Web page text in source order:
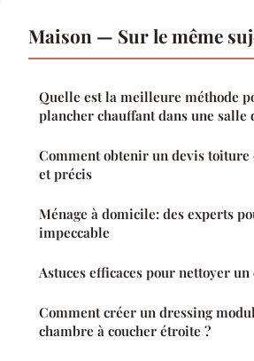
Maison — Sur le même
Quelle est la meilleure méthode
plancher chauffant dans une salle
Comment obtenir un devis toiture
et précis
Ménage à domicile: des experts
impeccable
Astuces efficaces pour nettoyer un
Comment créer un dressing
chambre à coucher étroite ?